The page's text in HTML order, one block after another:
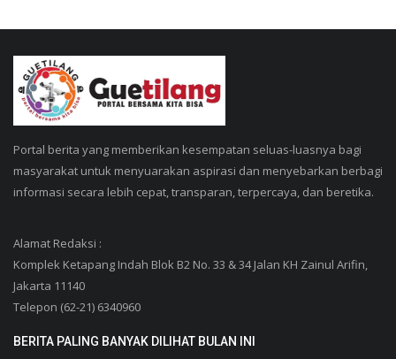
Portal berita yang memberikan kesempatan seluas-luasnya bagi
masyarakat untuk menyuarakan aspirasi dan menyebarkan berbagi
informasi secara lebih cepat, transparan, terpercaya, dan beretika.
Alamat Redaksi :
Komplek Ketapang Indah Blok B2 No. 33 & 34 Jalan KH Zainul Arifin,
Jakarta 11140
Telepon (62-21) 6340960
BERITA PALING BANYAK DILIHAT BULAN INI